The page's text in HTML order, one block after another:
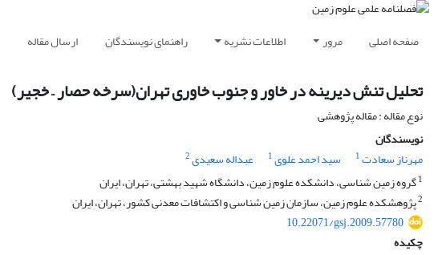
صفحه اصلی مرور اطلاعات نشریه راهنمای نویسندگان ارسال مقاله
تحلیل تنش دیرینه در خاور و جنوب خاوری تهران(سرخه حصار – خجیر)
نوع مقاله : مقاله پژوهشی
نویسندگان
مهرناز سعادت1 سید احمد علوی1 عبداله سعیدی2
1گروه زمین شناسی، دانشکده علوم زمین، دانشگاه شهید بهشتی، تهران، ایران
2پژوهشکده علوم زمین، سازمان زمین شناسی و اکتشافات معدنی کشور، تهران، ایران
10.22071/gsj.2009.57780
چکیده